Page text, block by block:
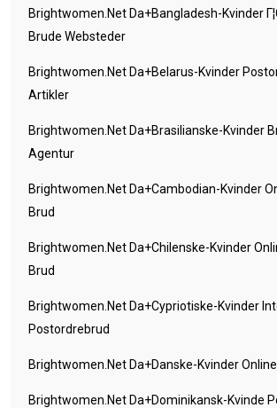
Brightwomen.net Da+bangladesh-Kvinder
Brude Websteder
Brightwomen.net Da+belarus-Kvinder
Artikler
Brightwomen.net Da+brasilianske-Kvinder
Agentur
Brightwomen.net Da+cambodian-Kvinder
Brud
Brightwomen.net Da+chilenske-Kvinder
Brud
Brightwomen.net Da+cypriotiske-Kvinder
Postordrebrud
Brightwomen.net Da+danske-Kvinder
Brightwomen.net Da+dominikansk-Kvinde